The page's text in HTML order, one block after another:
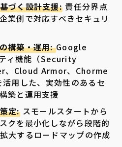
づく設計支援: 責任分界点
業側で対応すべきセキュリ
構築・運用:Google
ィ機能（Security
、Cloud Armor、Chorme
用した、実効性のあるセ
築と運用支援
定:スモールスタートから
クを最小化しながら段階的
大するロードマップの作成